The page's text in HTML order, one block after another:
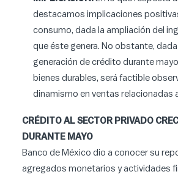
destacamos implicaciones
consumo, dada la ampliación del
que éste genera. No obstante, dada
generación de crédito durante
bienes durables, será factible
dinamismo en ventas relacionadas
CRÉDITO AL SECTOR PRIVADO
DURANTE MAYO
Banco de México dio a conocer su
agregados monetarios y actividades